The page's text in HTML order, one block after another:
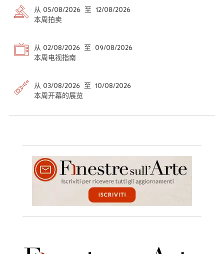
从 05/08/2026 至 12/08/2026
本周拍卖
从 02/08/2026 至 09/08/2026
本周电视指南
从 03/08/2026 至 10/08/2026
本周开幕的展览